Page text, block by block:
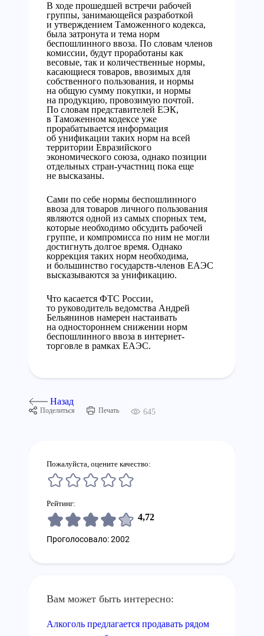
В ходе прошедшей встречи рабочей
группы, занимающейся разработкой
и утверждением Таможенного кодекса,
была затронута и тема норм
беспошлинного ввоза. По словам членов
комиссии, будут проработаны как
весовые, так и количественные нормы,
касающиеся товаров, ввозимых для
собственного пользования, и нормы
на общую сумму покупки, и нормы
на продукцию, провозимую почтой.
По словам представителей ЕЭК,
в Таможенном кодексе уже
прорабатывается информация
об унификации таких норм на всей
территории Евразийского
экономического союза, однако позиции
отдельных стран-участниц пока еще
не высказаны.
Сами по себе нормы беспошлинного
ввоза для товаров личного пользования
являются одной из самых спорных тем,
которые необходимо обсудить рабочей
группе, и компромисса по ним не могли
достигнуть долгое время. Однако
коррекция таких норм необходима,
и большинство государств-членов ЕАЭС
высказываются за унификацию.
Что касается ФТС России,
то руководитель ведомства Андрей
Бельянинов намерен настаивать
на одностороннем снижении норм
беспошлинного ввоза в интернет-
торговле в рамках ЕАЭС.
Назад
Поделиться Печать 645
Пожалуйста, оцените качество:
Рейтинг:
4,72
Проголосовало: 2002
Вам может быть интересно:
Алкоголь предлагается продавать рядом